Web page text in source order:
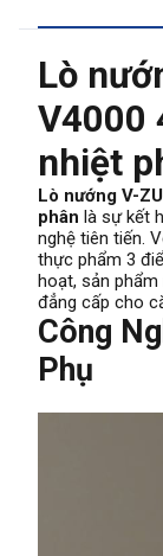
Lò
V4000
nhiệt
Lò nướng V-
phân là sự kết
nghệ tiên tiến.
thực phẩm 3
hoạt, sản
đẳng cấp cho
Công
Phụ